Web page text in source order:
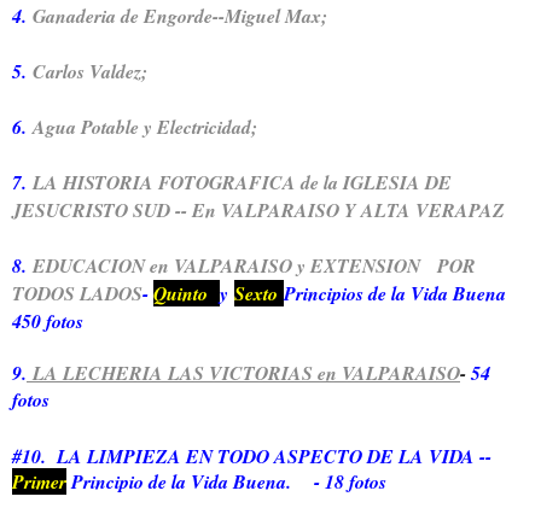
4. Ganaderia de Engorde--Miguel Max;
5. Carlos Valdez;
6.Agua Potable y Electricidad;
7. LA HISTORIA FOTOGRAFICA de la IGLESIA DE
JESUCRISTO SUD -- En VALPARAISO Y ALTA VERAPAZ
8.EDUCACION en VALPARAISO y EXTENSION POR
TODOS LADOS-Quinto y SextoPrincipios de la Vida Buena
450 fotos
9. LA LECHERIA LAS VICTORIAS en VALPARAISO-54
fotos
#10.LA LIMPIEZA EN TODO ASPECTO DE LA VIDA --
PrimerPrincipio de la Vida Buena.
- 18 fotos